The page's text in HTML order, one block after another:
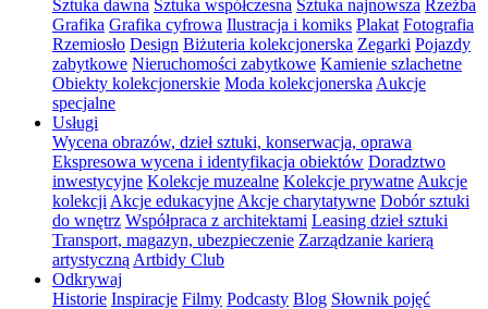
Sztuka dawna Sztuka współczesna Sztuka najnowsza Rzeźba
Grafika Grafika cyfrowa Ilustracja i komiks Plakat Fotografia
Rzemiosło Design Biżuteria kolekcjonerska Zegarki Pojazdy
zabytkowe Nieruchomości zabytkowe Kamienie szlachetne
Obiekty kolekcjonerskie Moda kolekcjonerska Aukcje
specjalne
Usługi
Wycena obrazów, dzieł sztuki, konserwacja, oprawa
Ekspresowa wycena i identyfikacja obiektów Doradztwo
inwestycyjne Kolekcje muzealne Kolekcje prywatne Aukcje
kolekcji Akcje edukacyjne Akcje charytatywne Dobór sztuki
do wnętrz Współpraca z architektami Leasing dzieł sztuki
Transport, magazyn, ubezpieczenie Zarządzanie karierą
artystyczną Artbidy Club
Odkrywaj
Historie Inspiracje Filmy Podcasty Blog Słownik pojęć